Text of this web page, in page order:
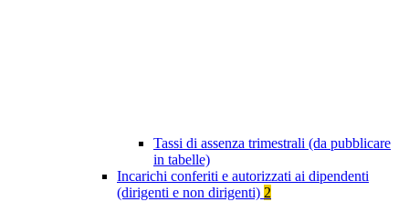
Tassi di assenza trimestrali (da pubblicare
in tabelle)
Incarichi conferiti e autorizzati ai dipendenti
(dirigenti e non dirigenti) 2